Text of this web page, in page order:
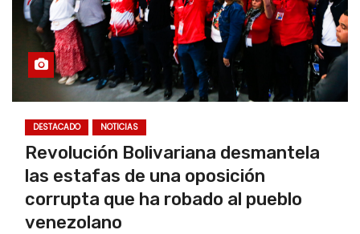
DESTACADO NOTICIAS
Revolución Bolivariana desmantela
las estafas de una oposición
corrupta que ha robado al pueblo
venezolano